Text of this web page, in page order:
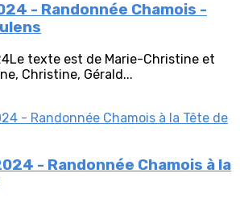
- Randonnée Chamois -
texte est de Marie-Christine et
Christine, Gérald...
- Randonnée Chamois à la